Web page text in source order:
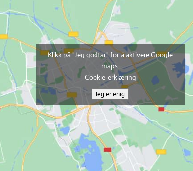
Klikk på "Jeg godtar" for å aktivere Google
maps
Cookie-erklæring
Jeg er enig